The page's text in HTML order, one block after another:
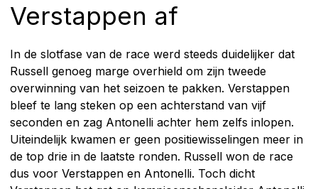
Verstappen af
In de slotfase van de race werd steeds duidelijker dat
Russell genoeg marge overhield om zijn tweede
overwinning van het seizoen te pakken. Verstappen
bleef te lang steken op een achterstand van vijf
seconden en zag Antonelli achter hem zelfs inlopen.
Uiteindelijk kwamen er geen positiewisselingen meer in
de top drie in de laatste ronden. Russell won de race
dus voor Verstappen en Antonelli. Toch dicht